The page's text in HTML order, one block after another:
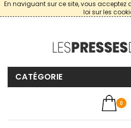
En naviguant sur ce site, vous acceptez
loi sur les
CATÉGORIE
0